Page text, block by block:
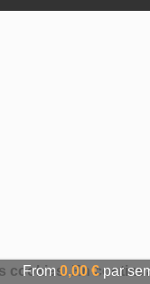
From0,00 €par
cookies. En